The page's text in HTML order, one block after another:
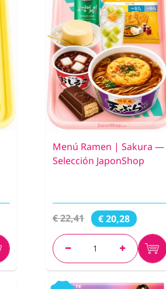
Menú Ramen | Sakura —
Selección JaponShop
€ 22,41 € 20,28